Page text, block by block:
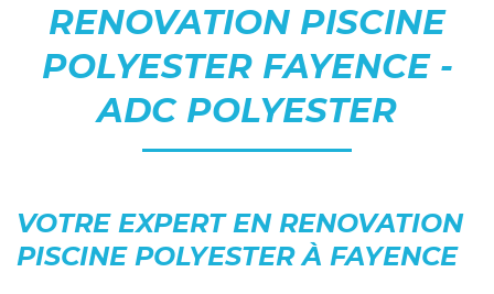
RENOVATION PISCINE
POLYESTER FAYENCE -
ADC POLYESTER
VOTRE EXPERT EN RENOVATION
PISCINE POLYESTER À FAYENCE